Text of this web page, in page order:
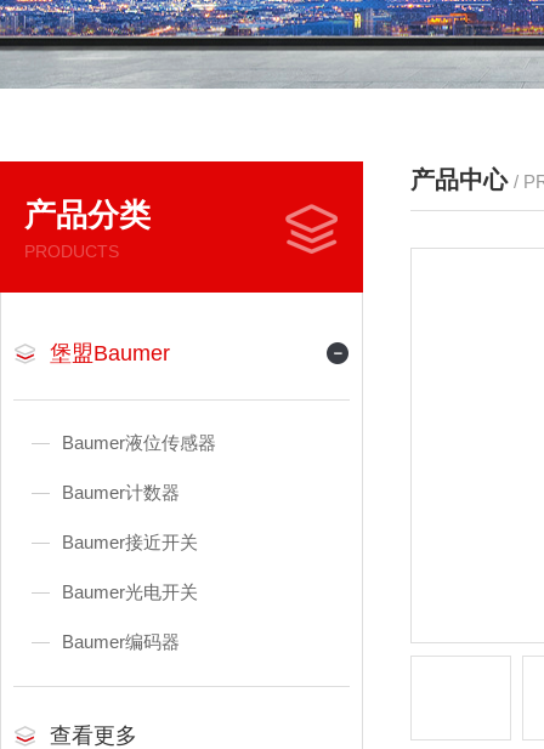
产品分类
PRODUCTS
堡盟Baumer
Baumer液位传感器
Baumer计数器
Baumer接近开关
Baumer光电开关
Baumer编码器
查看更多
产品中心 /